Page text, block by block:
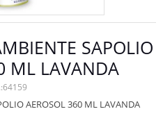
SAPOLIO
ML LAVANDA
64159
AEROSOL 360 ML LAVANDA